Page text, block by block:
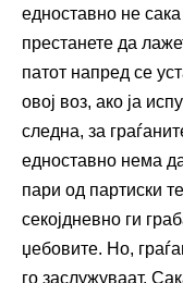
едноставно не
престанете да
патот напред се
овој воз, ако ја
следна, за
едноставно нема
пари од партиски
секојдневно ги
џебовите. Но,
го заслужуваат.